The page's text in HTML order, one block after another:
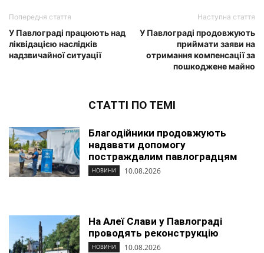
Попередня стаття
У Павлограді працюють над
ліквідацією наслідків
надзвичайної ситуації
Наступна стаття
У Павлограді продовжують
приймати заяви на
отримання компенсації за
пошкоджене майно
СТАТТІ ПО ТЕМІ
Благодійники продовжують
надавати допомогу
постраждалим павлоградцям
НОВИНИ 10.08.2026
На Алеї Слави у Павлограді
проводять реконструкцію
НОВИНИ 10.08.2026